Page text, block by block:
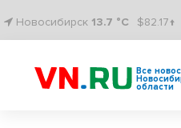
Новосибирск 13.7 °C $82.17↑
Все
области